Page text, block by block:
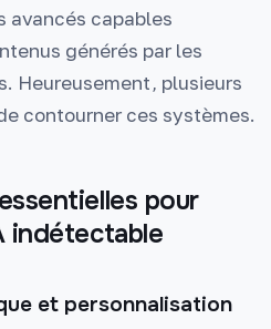
avancés capables
générés par les
Heureusement, plusieurs
contourner ces systèmes.
pour
indétectable
et personnalisation